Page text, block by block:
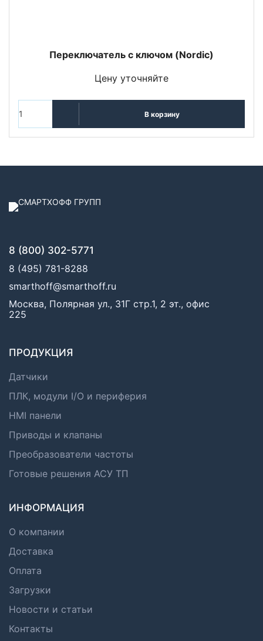
Переключатель с ключом (Nordic)
Цену уточняйте
В корзину
8 (800) 302-5771
8 (495) 781-8288
smarthoff@smarthoff.ru
Москва, Полярная ул., 31Г стр.1, 2 эт., офис
225
ПРОДУКЦИЯ
Датчики
ПЛК, модули I/O и периферия
HMI панели
Приводы и клапаны
Преобразователи частоты
Готовые решения АСУ ТП
ИНФОРМАЦИЯ
О компании
Доставка
Оплата
Загрузки
Новости и статьи
Контакты